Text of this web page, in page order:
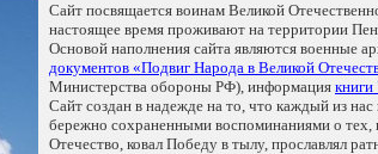
Сайт посвящается воинам Великой
настоящее время проживают на территории
Основой наполнения сайта являются военные
документов «Подвиг Народа в Великой
Министерства обороны РФ), информация книги
Сайт создан в надежде на то, что каждый из
бережно сохраненными воспоминаниями о тех,
Отечество, ковал Победу в тылу, прославлял